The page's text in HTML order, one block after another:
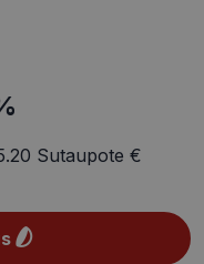
Sutaupote €